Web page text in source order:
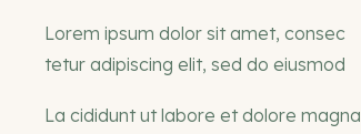
Lorem ipsum dolor sit amet, consec
tetur adipiscing elit, sed do eiusmod
La cididunt ut labore et dolore magna